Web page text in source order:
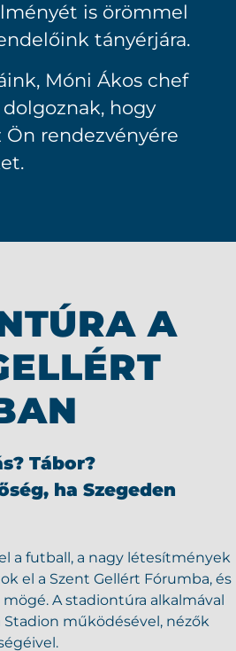
is örömmel
tányérjára.
Móni Ákos chef
hogy
Ön rendezvényére
A
Tábor?
ha Szegeden
a futball, a nagy létesítmények
el a Szent Gellért Fórumba, és
mögé. A stadiontúra alkalmával
működésével, nézők